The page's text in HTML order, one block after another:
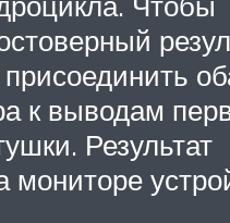
присоединить
к выводам
Результат
мониторе